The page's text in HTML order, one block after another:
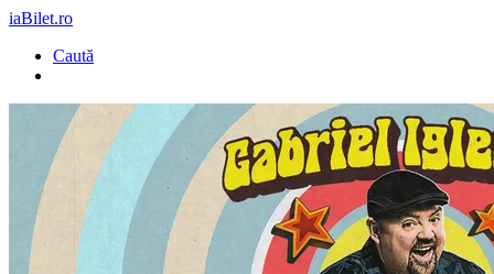
iaBilet.ro
Caută